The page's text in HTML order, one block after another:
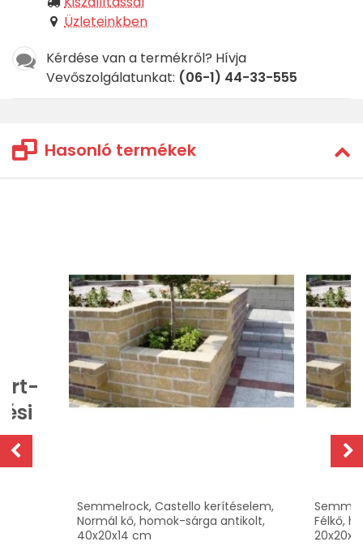
Üzleteinkben
Kérdése van a termékről? Hívja
Vevőszolgálatunkat: (06-1) 44-33-555
Hasonló termékek
Semmelrock, Castello kerítéselem,
Normál kő, homok-sárga antikolt,
40x20x14 cm
Félkő,